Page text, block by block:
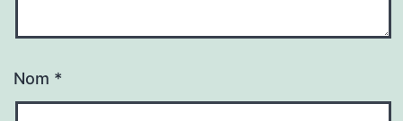
Nom *